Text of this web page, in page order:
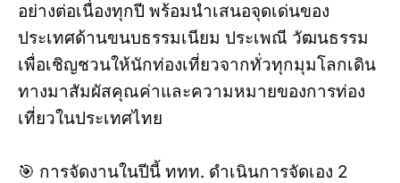
อย่างต่อเนื่องทุกปี พร้อมนำเสนอจุดเด่นของ
ประเทศด้านขนบธรรมเนียม ประเพณี วัฒนธรรม
เพื่อเชิญชวนให้นักท่องเที่ยวจากทั่วทุกมุมโลกเดิน
ทางมาสัมผัสคุณค่าและความหมายของการท่อง
เที่ยวในประเทศไทย
🎯 การจัดงานในปีนี้ ททท. ดำเนินการจัดเอง 2